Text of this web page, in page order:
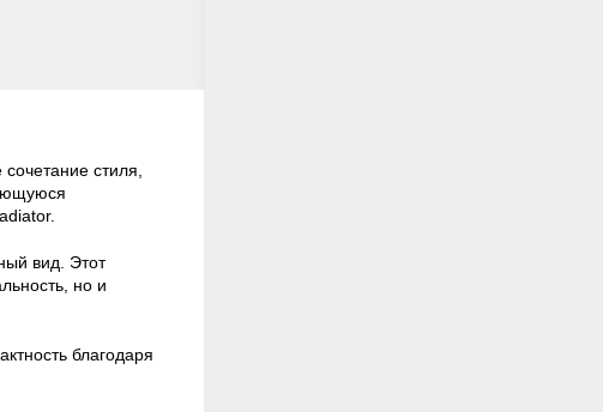
стиля,
вид. Этот
но и
благодаря